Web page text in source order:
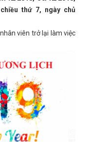
thứ 7, ngày chủ
viên trở lại làm việc